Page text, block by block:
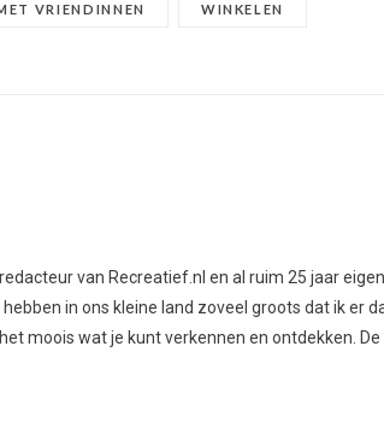
VRIENDINNEN WINKELEN
van Recreatief.nl en al ruim 25 jaar
in ons kleine land zoveel groots dat ik er
moois wat je kunt verkennen en ontdekken.